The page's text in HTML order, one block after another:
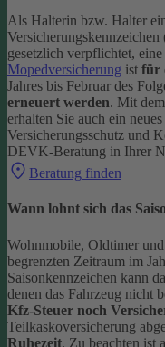
Als Halterin bzw. Halter
gesetzlich verpflichtet,
Mopedversicherung ist für
Jahres bis Februar des
erneuert werden. Mit
erhalten Sie auch ein
Versicherungsschutz und
DEVK-Beratung in Ihrer
Beratung finden
Wann lohnt sich das
Wohnmobile, Oldtimer
begrenzten Zeitraum im
Saisonkennzeichen kann
denen das Fahrzeug nicht
Kfz-Steuer noch
Teilkaskoversicherung
Ruhezeit. Zu beachten ist